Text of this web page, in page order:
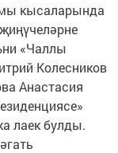
кысаларында
«Чаллы
Колесников
Анастасия
лаек булды.